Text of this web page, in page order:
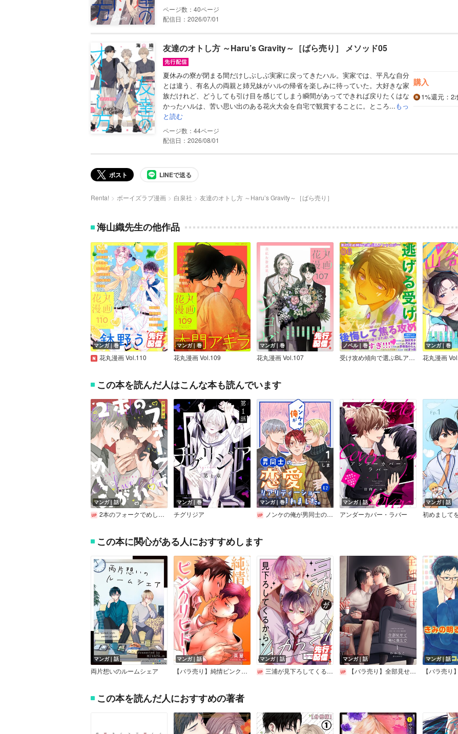
40
配信日：2026/07/01
友達のオトし方 ～Haru’s Gravity～［ばら売り］ メソッド05
夏休みの寮が閉まる間だけしぶしぶ実家に戻ってきたハル。実家では、平凡な自分
とは違う、有名人の両親と姉兄妹がハルの帰省を楽しみに待っていた。大好きな家
族だけれど、どうしても引け目を感じてしまう瞬間があってできれば戻りたくはな
かったハルは、苦い思い出のある花火大会を自宅で観賞することに。ところ...もっ
と読む
44
配信日：2026/08/01
購入
1%還元 ：
ポスト LINEで送る
Renta! ボーイズラブ漫画 白泉社 友達のオトし方 ～Haru’s Gravity～［ばら売り］
海山織先生の他作品
マンガ｜巻
花丸漫画 Vol.110
マンガ｜巻
花丸漫画 Vol.109
マンガ｜巻
花丸漫画 Vol.107
ノベル｜巻
受け攻め傾向で選ぶBLアンソロジー（6）逃げる受け【全編挿絵＋特典付】
マンガ｜巻
花丸漫画
この本を読んだ人はこんな本も読んでいます
マンガ｜話
2本のフォークでめしあがれ 【連載版】
マンガ｜巻
チグリジア
マンガ｜巻
ノンケの俺が男同士の恋愛リアリティーショーに放り込まれました。
マンガ｜話
アンダーカバー・ラバー
マンガ｜話
初めまして
この本に関心がある人におすすめします
マンガ｜話
両片想いのルームシェア
マンガ｜話
【バラ売り】純情ピンクリビドー
マンガ｜話
三浦が見下ろしてくるからムカつく！［ばら売り］
マンガ｜話
【バラ売り】全部見せて俺に奥まで【短編】
マンガ｜話
この本を読んだ人におすすめの著者